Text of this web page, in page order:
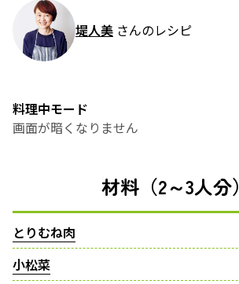
堤人美 さんのレシピ
料理中モード
画面が暗くなりません
材料（2～3人分）
とりむね肉
小松菜